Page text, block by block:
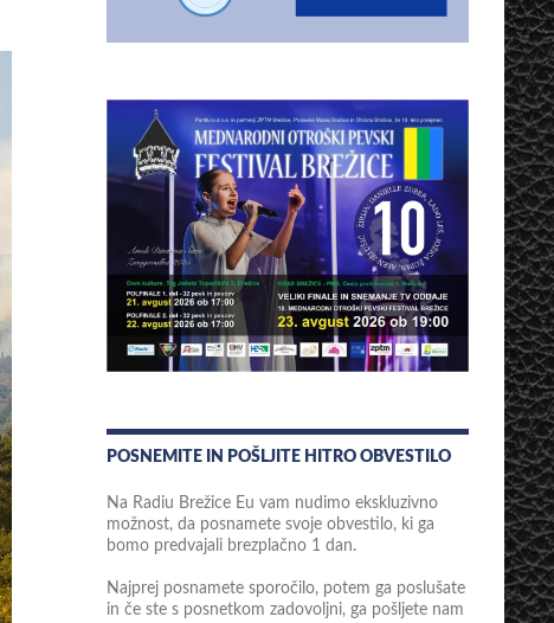
POSNEMITE IN POŠLJITE HITRO OBVESTILO
Na Radiu Brežice Eu vam nudimo ekskluzivno
možnost, da posnamete svoje obvestilo, ki ga
bomo predvajali brezplačno 1 dan.
Najprej posnamete sporočilo, potem ga poslušate
in če ste s posnetkom zadovoljni, ga pošljete nam